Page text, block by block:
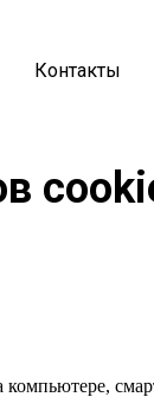
Контакты
компьютере,